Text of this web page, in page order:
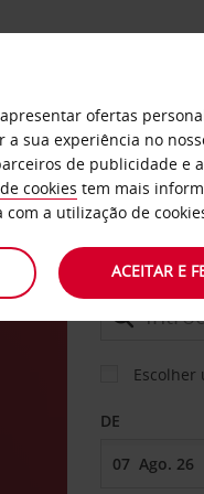
LEVANTAR EM
Escolher
DE
ofertas
sua experiência no
de publicidade e
cookies tem mais
com a utilização de
ACEITAR E